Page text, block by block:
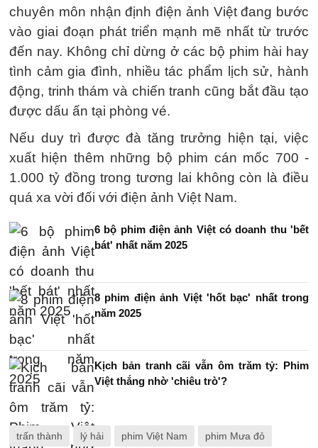
chuyên môn nhận định điện ảnh Việt đang bước
vào giai đoạn phát triển mạnh mẽ nhất từ trước
đến nay. Không chỉ dừng ở các bộ phim hài hay
tình cảm gia đình, nhiều tác phẩm lịch sử, hành
động, trinh thám và chiến tranh cũng bắt đầu tạo
được dấu ấn tại phòng vé.
Nếu duy trì được đà tăng trưởng hiện tại, việc
xuất hiện thêm những bộ phim cán mốc 700 -
1.000 tỷ đồng trong tương lai không còn là điều
quá xa vời đối với điện ảnh Việt Nam.
6 bộ phim điện ảnh Việt có doanh thu 'bết
bát' nhất năm 2025
8 phim điện ảnh Việt 'hốt bạc' nhất trong
năm 2025
Kịch bản tranh cãi vẫn ôm trăm tỷ: Phim
Việt thắng nhờ 'chiêu trò'?
trấn thành lý hải phim Việt Nam phim Mưa đỏ